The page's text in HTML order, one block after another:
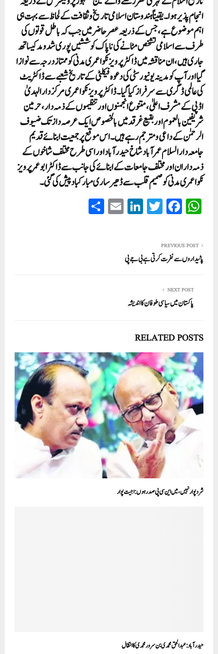
انجام پذیر ہوا۔ یقیناً ہندوستان اسلامی تاریخ وثقافت کے لحاظ سے بہت ہی
اہم موضوع ہے ،جس کے ذریعہ عصر حاضر میں جب کہ باطل قوتوں کی
طرف سے اسلامی تشخص مٹانے کی ناپاک کوششیں پوری شدومد کیساتھ
جاری ہیں ،ان مناقشہ میں ڈاکٹر پرویز نکوا عمری مدنی کو ممتاز درجہ سے نوازا
گیا اور آپ کو مدینہ یونیورسٹی کی دعوہ فیکلٹی کے تاریخ شعبے سے ڈاکٹریٹ
کی عالمی ڈگری سے سرفراز کیا گیا۔ ڈاکٹر پرویز نکوا عمری مرکز دارالہدیٰ
اڈپی کے مشرف اعلیٰ،متنوع انجمنوں اور تنظیموں کے ذمہ دار،حرمین
شریفین بالعموم اور بقیع غرقد میں بالخصوص ایک عرصہ دازتک ضیوف
الرحمٰن کے داعی ومترجم رہے ہیں۔ اس موقع پر جمعیت ابنائے قدیم
جامعہ دارالسلام عمرآباد شاخ حیدرآباد اور اسی طرح مختلف شاخوں کے
ذمہ داران اور مختلف جامعات کے ابنائے کی جانب سے ڈاکٹر ابوعمر پرویز
نکوا عمری مدنی کو صمیم قلب سے ڈھیر ساری مبارکباد پیش کی گئی۔
W
ha
A
pp
Fa
ce
ok
T
wi
r
Li
nk
In
E
m
PREVIOUS POST
پاٹیداروں سے نفرت کرتی ہے بی جے پی
NEXT POST
پاکستان میں سیاسی طوفان کا اندیشہ
RELATED POSTS
شرد پوار نہیں، میں این سی پی صدر ہوں: اجیت پوار
حیدرآباد:عبدالحق محمدی بن سرور محمدی کا انتقال